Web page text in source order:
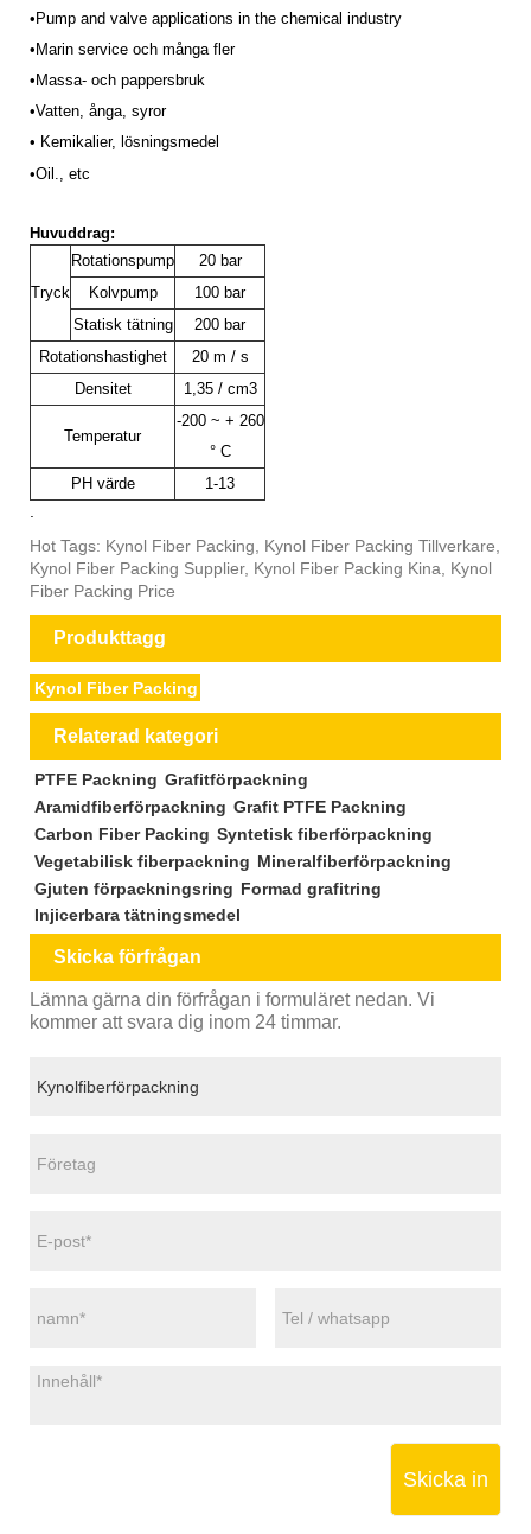
•Pump and valve applications in the chemical industry
•Marin service och många fler
•Massa- och pappersbruk
•Vatten, ånga, syror
• Kemikalier, lösningsmedel
•Oil ., etc
Huvuddrag:
Tryck
Rotationspump
20 bar
Kolvpump
100 bar
Statisk tätning
200 bar
Rotationshastighet
20 m / s
Densitet
1,35 / cm3
Temperatur
-200 ~ + 260
° C
PH värde
1-13
.
Hot Tags: Kynol Fiber Packing, Kynol Fiber Packing Tillverkare,
Kynol Fiber Packing Supplier, Kynol Fiber Packing Kina, Kynol
Fiber Packing Price
Produkttagg
Kynol Fiber Packing
Relaterad kategori
PTFE Packning Grafitförpackning
Aramidfiberförpackning Grafit PTFE Packning
Carbon Fiber Packing Syntetisk fiberförpackning
Vegetabilisk fiberpackning Mineralfiberförpackning
Gjuten förpackningsring Formad grafitring
Injicerbara tätningsmedel
Skicka förfrågan
Lämna gärna din förfrågan i formuläret nedan. Vi
kommer att svara dig inom 24 timmar.
Skicka in